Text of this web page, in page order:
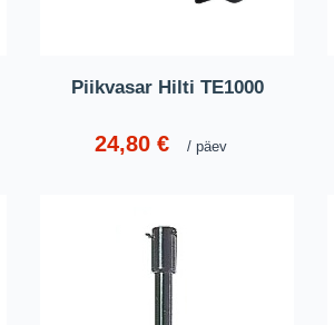
Piikvasar Hilti TE1000
24,80€ päev